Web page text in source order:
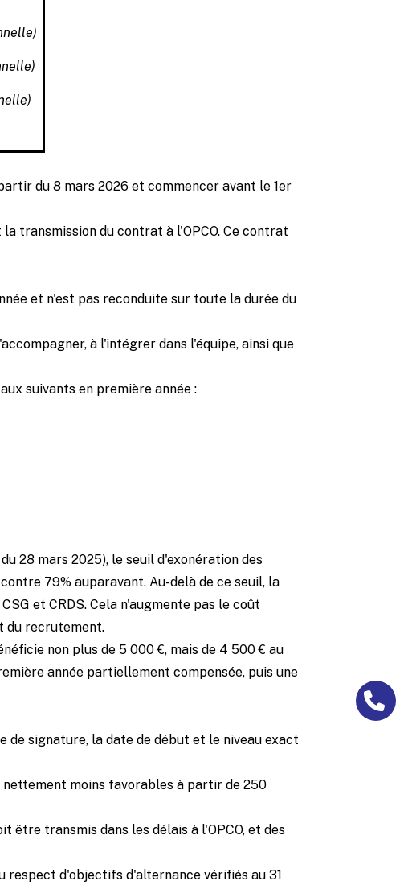
du 8 mars 2026 et commencer avant le 1er
transmission du contrat à l'OPCO. Ce contrat
et n'est pas reconduite sur toute la durée du
à l'intégrer dans l'équipe, ainsi que
suivants en première année :
28 mars 2025), le seuil d'exonération des
79% auparavant. Au-delà de ce seuil, la
et CRDS. Cela n'augmente pas le coût
du recrutement.
non plus de 5 000 €, mais de 4 500 € au
année partiellement compensée, puis une
de signature, la date de début et le niveau exact
moins favorables à partir de 250
transmis dans les délais à l'OPCO, et des
respect d'objectifs d'alternance vérifiés au 31